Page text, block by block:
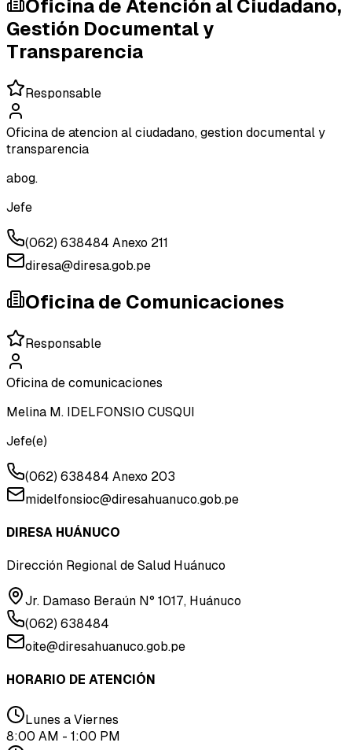
Oficina de Atención al Ciudadano,
Gestión Documental y
Transparencia
Responsable
Oficina de atencion al ciudadano, gestion documental y
transparencia
abog.
Jefe
(062) 638484 Anexo 211
diresa@diresa.gob.pe
Oficina de Comunicaciones
Responsable
Oficina de comunicaciones
Melina M. IDELFONSIO CUSQUI
Jefe(e)
(062) 638484 Anexo 203
midelfonsioc@diresahuanuco.gob.pe
DIRESA HUÁNUCO
Dirección Regional de Salud Huánuco
Jr. Damaso Beraún N° 1017, Huánuco
(062) 638484
oite@diresahuanuco.gob.pe
HORARIO DE ATENCIÓN
Lunes a Viernes
8:00 AM - 1:00 PM